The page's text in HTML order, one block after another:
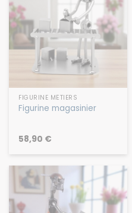
FIGURINE MÉTIERS
Figurine magasinier
58,90 €